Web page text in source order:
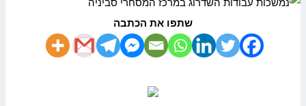
שתפו את הכתבה